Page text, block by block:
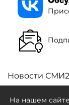
Новости СМИ2
На нашем